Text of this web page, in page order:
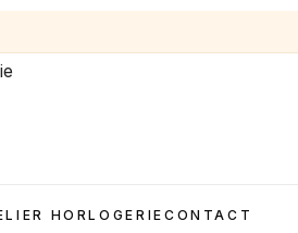
HORLOGERIECONTACT